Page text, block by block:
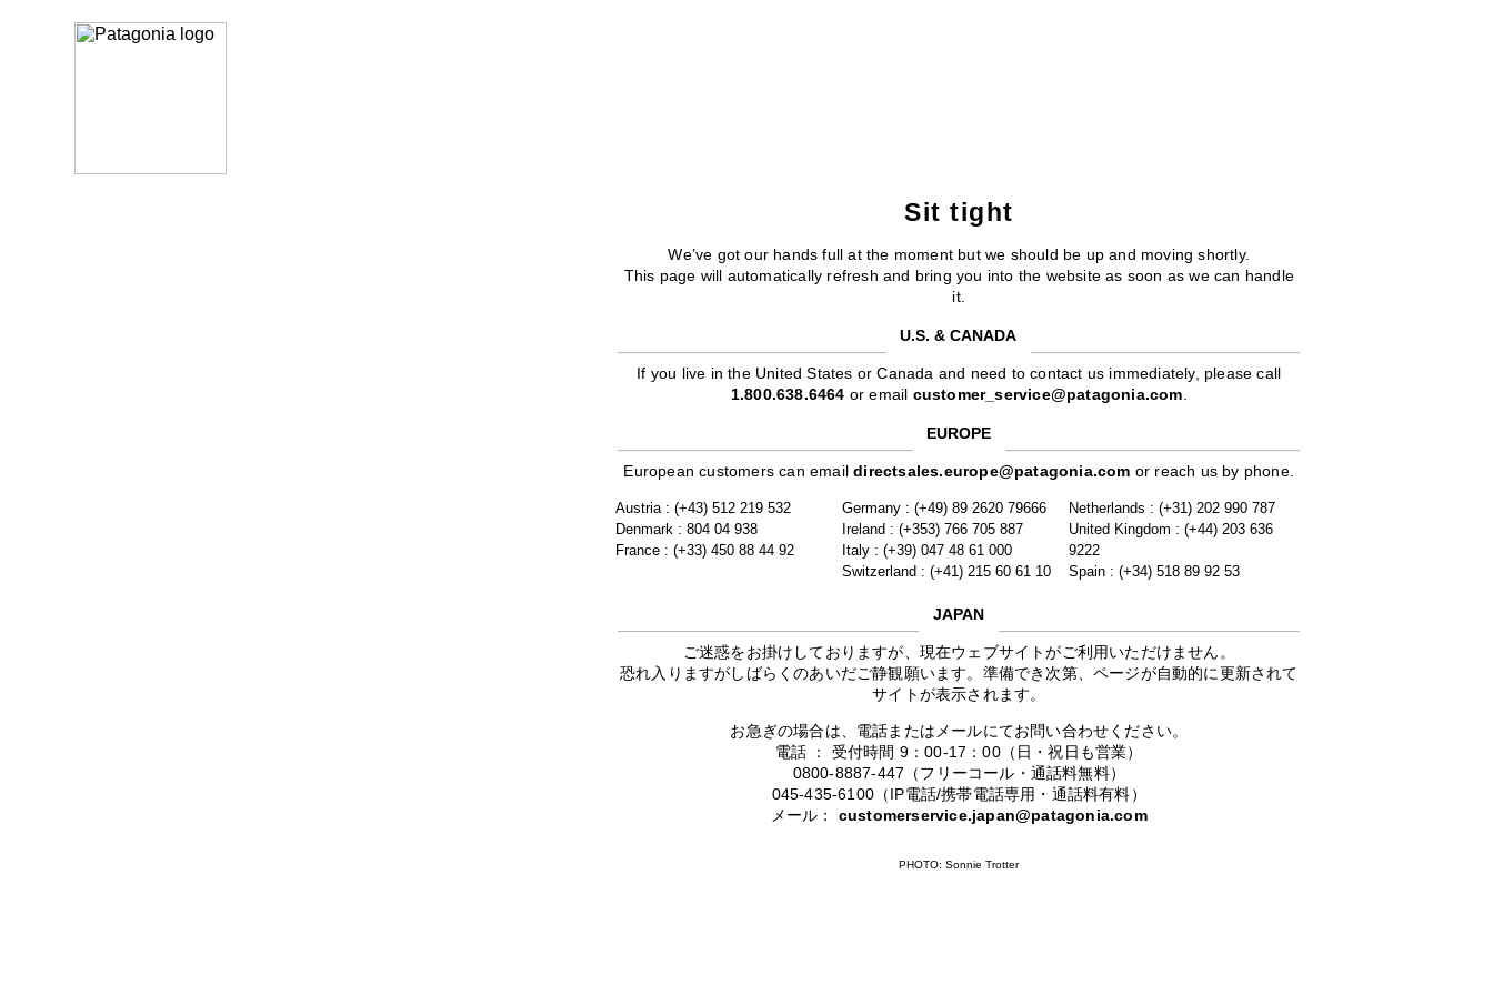
Sit tight
We’ve got our hands full at the moment but we should be up and moving shortly.
This page will automatically refresh and bring you into the website as soon as we can handle
it.
U.S. & CANADA
If you live in the United States or Canada and need to contact us immediately, please call
1.800.638.6464 or email customer_service@patagonia.com.
EUROPE
European customers can emaildirectsales.europe@patagonia.com or reach us by phone.
Austria : (+43) 512 219 532
Denmark : 804 04 938
France : (+33) 450 88 44 92
Germany : (+49) 89 2620 79666
Ireland : (+353) 766 705 887
Italy : (+39) 047 48 61 000
Switzerland : (+41) 215 60 61 10
Netherlands : (+31) 202 990 787
United Kingdom : (+44) 203 636
9222
Spain : (+34) 518 89 92 53
JAPAN
ご迷惑をお掛けしておりますが、現在ウェブサイトがご利用いただけません。
恐れ入りますがしばらくのあいだご静観願います。準備でき次第、ページが自動的に更新されて
サイトが表示されます。
お急ぎの場合は、電話またはメールにてお問い合わせください。
電話 ： 受付時間 9：00-17：00（日・祝日も営業）
0800-8887-447（フリーコール・通話料無料）
045-435-6100（IP電話/携帯電話専用・通話料有料）
メール： customerservice.japan@patagonia.com
PHOTO: Sonnie Trotter